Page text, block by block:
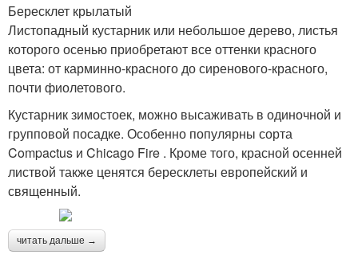
Бересклет крылатый
Листопадный кустарник или небольшое дерево, листья
которого осенью приобретают все оттенки красного
цвета: от карминно-красного до сиренового-красного,
почти фиолетового.
Кустарник зимостоек, можно высаживать в одиночной и
групповой посадке. Особенно популярны сорта
Compactus и Chicago Fire . Кроме того, красной осенней
листвой также ценятся бересклеты европейский и
священный.
читать дальше →